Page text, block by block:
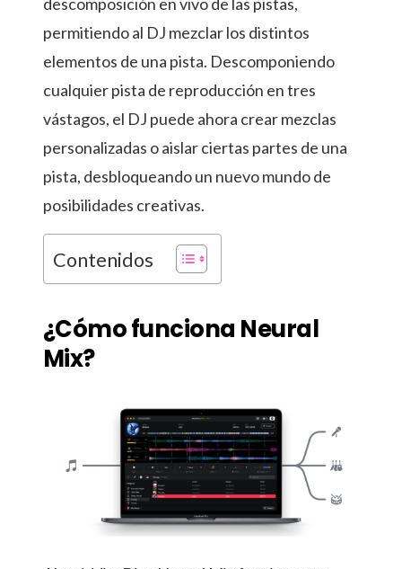
permitiendo al DJ mezclar los distintos
elementos de una pista. Descomponiendo
cualquier pista de reproducción en tres
vástagos, el DJ puede ahora crear mezclas
personalizadas o aislar ciertas partes de una
pista, desbloqueando un nuevo mundo de
posibilidades creativas.
Contenidos
¿Cómo funciona Neural
Mix?